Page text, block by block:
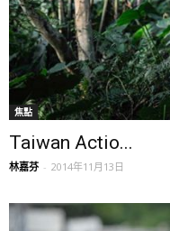
焦點
Taiwan Actio...
林嘉芬 - 2014年11月13日